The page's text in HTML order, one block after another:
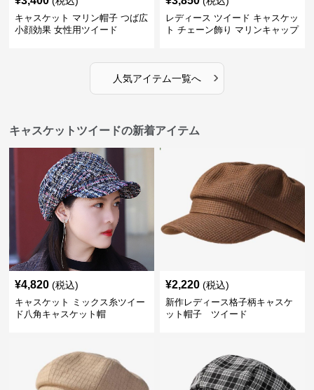
キャスケット マリン帽子 つば広
小顔効果 女性用ツイード
レディース ツイード キャスケッ
ト チェーン飾り マリンキャップ
人気アイテム一覧へ ›
キャスケットツイードの新着アイテム
¥4,820 (税込)
キャスケット ミックス糸ツイー
ド八角キャスケット帽
¥2,220 (税込)
新作レディース格子柄キャスケ
ット帽子 ツイード